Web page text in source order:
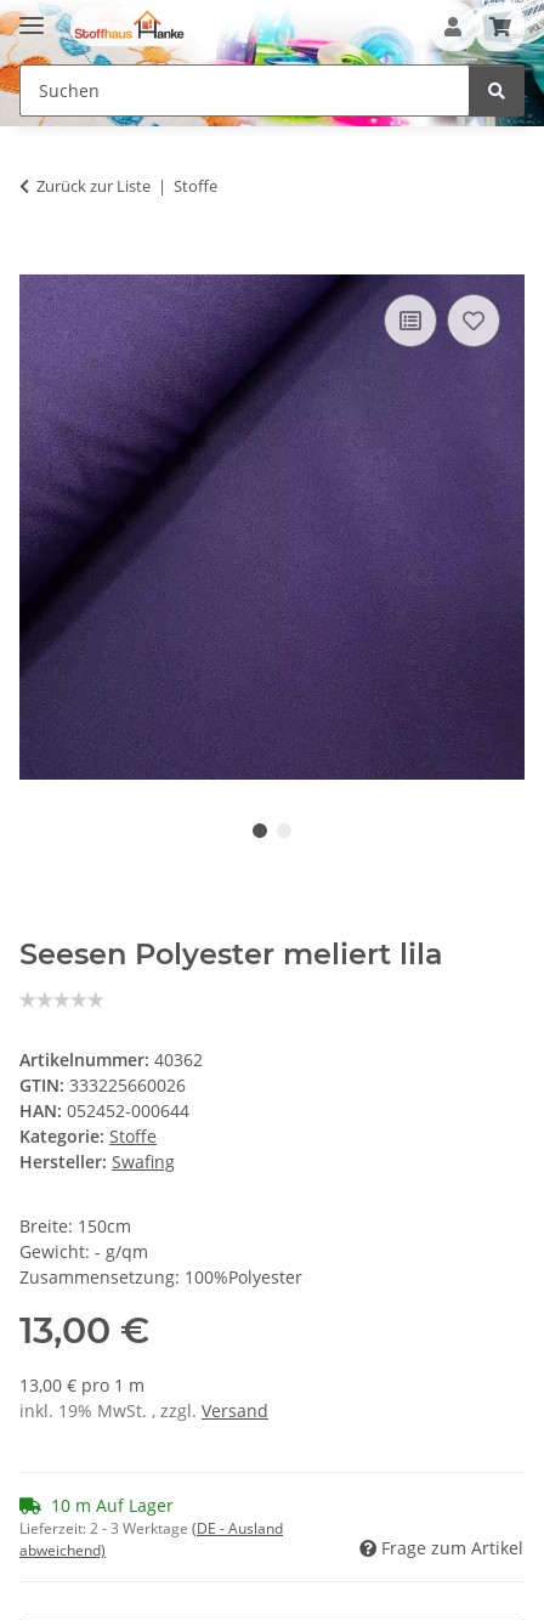
Zurück zur Liste Stoffe
Seesen Polyester meliert lila
Artikelnummer: 40362
GTIN: 333225660026
HAN: 052452-000644
Kategorie: Stoffe
Hersteller: Swafing
Breite: 150cm
Gewicht: - g/qm
Zusammensetzung: 100%Polyester
13,00 €
13,00 € pro 1 m
inkl. 19% MwSt. , zzgl. Versand
10 m Auf Lager
Lieferzeit:2 - 3 Werktage (DE - Ausland
abweichend)
Frage zum Artikel